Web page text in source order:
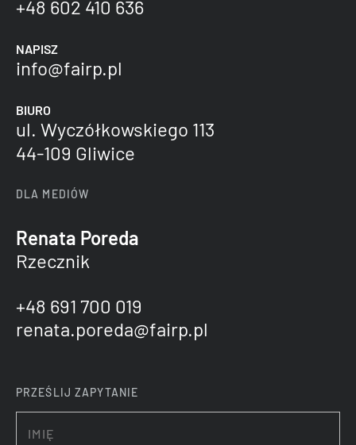
+48 602 410 636
NAPISZ
info@fairp.pl
BIURO
ul. Wyczółkowskiego 113
44-109 Gliwice
DLA MEDIÓW
Renata Poreda
Rzecznik
+48 691 700 019
renata.poreda@fairp.pl
PRZEŚLIJ ZAPYTANIE